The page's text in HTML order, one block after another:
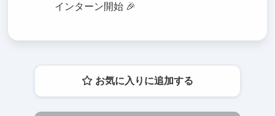
インターン開始 🎉
お気に入りに追加する